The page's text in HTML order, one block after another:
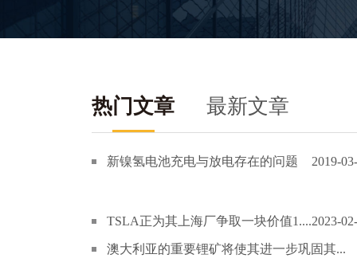
热门文章 最新文章
新镍氢电池充电与放电存在的问题 2019-
TSLA正为其上海厂争取一块价值1....2023-
澳大利亚的重要锂矿将使其进一步巩固其...